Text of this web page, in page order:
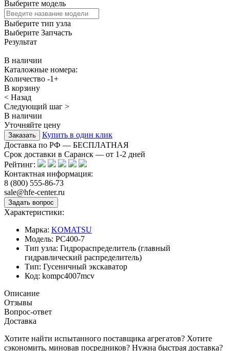
Выберите модель
Выберите тип узла
Выберите Запчасть
Результат
В наличии
Каталожные номера:
Количество -1+
В корзину
< Назад
Следующий шаг >
В наличии
Уточняйте цену
Купить в один клик
Доставка по РФ — БЕСПЛАТНАЯ
Срок доставки в Саранск — от 1-2 дней
Рейтинг:
Контактная информация:
8 (800) 555-86-73
sale@hfe-center.ru
Характеристики:
Марка: KOMATSU
Модель: PC400-7
Тип узла: Гидрораспределитель (главный
гидравлический распределитель)
Тип: Гусеничный экскаватор
Код: kompc4007mcv
Описание
Отзывы
Вопрос-ответ
Доставка
Хотите найти испытанного поставщика агрегатов? Хотите
сэкономить, миновав посредников? Нужна быстрая доставка?